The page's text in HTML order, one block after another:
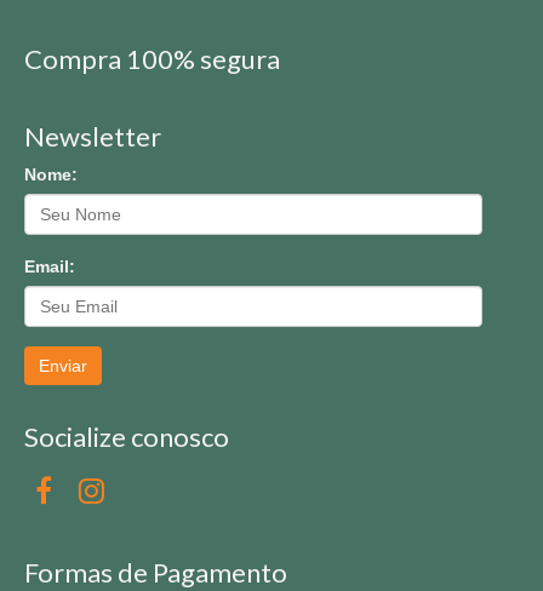
Compra 100% segura
Newsletter
Nome:
Email:
Enviar
Socialize conosco
Formas de Pagamento